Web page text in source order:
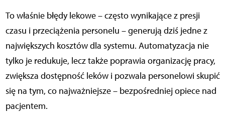
To właśnie błędy lekowe – często wynikające z presji
czasu i przeciążenia personelu – generują dziś jedne z
największych kosztów dla systemu. Automatyzacja nie
tylko je redukuje, lecz także poprawia organizację pracy,
zwiększa dostępność leków i pozwala personelowi skupić
się na tym, co najważniejsze – bezpośredniej opiece nad
pacjentem.